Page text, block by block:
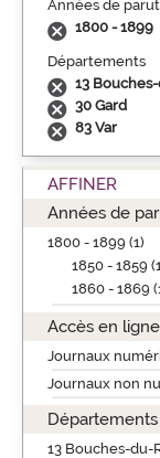
Années de
1800 - 1899
Départements
13
30 Gard
83 Var
AFFINER
Années de
1800 - 1899 (1)
1850 - 1859
1860 - 1869
Accès en ligne
Journaux
Journaux non
Départements
13 Bouches-du-